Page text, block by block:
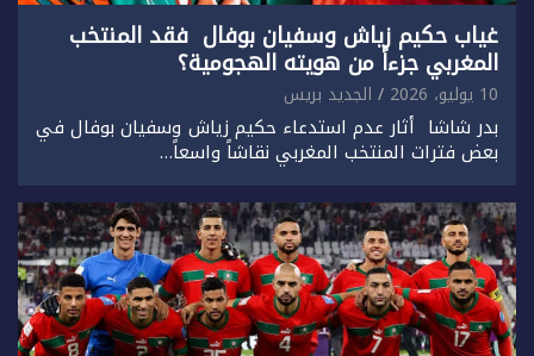
غياب حكيم زياش وسفيان بوفال فقد المنتخب
المغربي جزءاً من هويته الهجومية؟
10 يوليو، 2026 الجديد بريس
بدر شاشا أثار عدم استدعاء حكيم زياش وسفيان بوفال في
بعض فترات المنتخب المغربي نقاشاً واسعاً…